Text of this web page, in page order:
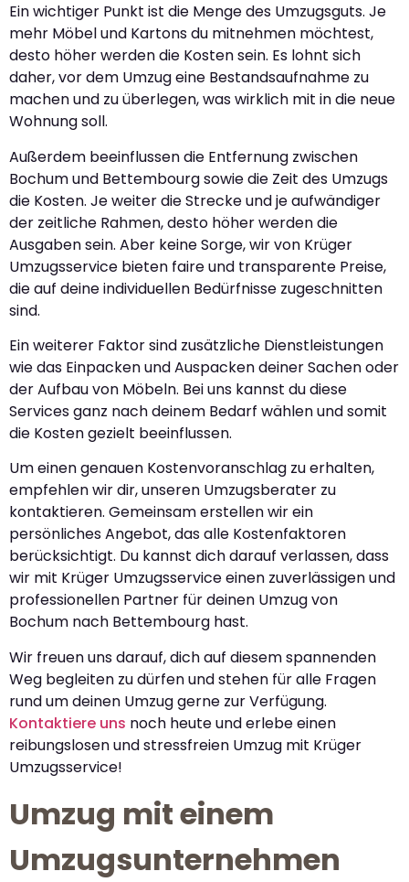
Ein wichtiger Punkt ist die Menge des Umzugsguts. Je
mehr Möbel und Kartons du mitnehmen möchtest,
desto höher werden die Kosten sein. Es lohnt sich
daher, vor dem Umzug eine Bestandsaufnahme zu
machen und zu überlegen, was wirklich mit in die neue
Wohnung soll.
Außerdem beeinflussen die Entfernung zwischen
Bochum und Bettembourg sowie die Zeit des Umzugs
die Kosten. Je weiter die Strecke und je aufwändiger
der zeitliche Rahmen, desto höher werden die
Ausgaben sein. Aber keine Sorge, wir von Krüger
Umzugsservice bieten faire und transparente Preise,
die auf deine individuellen Bedürfnisse zugeschnitten
sind.
Ein weiterer Faktor sind zusätzliche Dienstleistungen
wie das Einpacken und Auspacken deiner Sachen oder
der Aufbau von Möbeln. Bei uns kannst du diese
Services ganz nach deinem Bedarf wählen und somit
die Kosten gezielt beeinflussen.
Um einen genauen Kostenvoranschlag zu erhalten,
empfehlen wir dir, unseren Umzugsberater zu
kontaktieren. Gemeinsam erstellen wir ein
persönliches Angebot, das alle Kostenfaktoren
berücksichtigt. Du kannst dich darauf verlassen, dass
wir mit Krüger Umzugsservice einen zuverlässigen und
professionellen Partner für deinen Umzug von
Bochum nach Bettembourg hast.
Wir freuen uns darauf, dich auf diesem spannenden
Weg begleiten zu dürfen und stehen für alle Fragen
rund um deinen Umzug gerne zur Verfügung.
Kontaktiere uns noch heute und erlebe einen
reibungslosen und stressfreien Umzug mit Krüger
Umzugsservice!
Umzug mit einem
Umzugsunternehmen